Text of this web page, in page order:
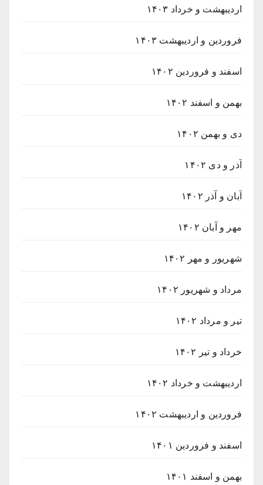
اردیبهشت و خرداد ۱۴۰۳
فروردین و اردیبهشت ۱۴۰۳
اسفند و فروردین ۱۴۰۲
بهمن و اسفند ۱۴۰۲
دی و بهمن ۱۴۰۲
آذر و دی ۱۴۰۲
آبان و آذر ۱۴۰۲
مهر و آبان ۱۴۰۲
شهریور و مهر ۱۴۰۲
مرداد و شهریور ۱۴۰۲
تیر و مرداد ۱۴۰۲
خرداد و تیر ۱۴۰۲
اردیبهشت و خرداد ۱۴۰۲
فروردین و اردیبهشت ۱۴۰۲
اسفند و فروردین ۱۴۰۱
بهمن و اسفند ۱۴۰۱